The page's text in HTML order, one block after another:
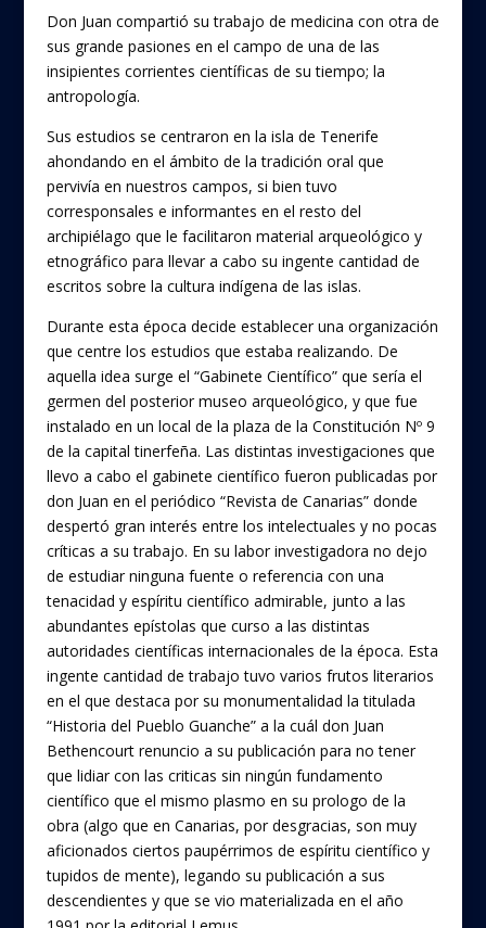
Don Juan compartió su trabajo de medicina con otra de
sus grande pasiones en el campo de una de las
insipientes corrientes científicas de su tiempo; la
antropología.
Sus estudios se centraron en la isla de Tenerife
ahondando en el ámbito de la tradición oral que
pervivía en nuestros campos, si bien tuvo
corresponsales e informantes en el resto del
archipiélago que le facilitaron material arqueológico y
etnográfico para llevar a cabo su ingente cantidad de
escritos sobre la cultura indígena de las islas.
Durante esta época decide establecer una organización
que centre los estudios que estaba realizando. De
aquella idea surge el “Gabinete Científico” que sería el
germen del posterior museo arqueológico, y que fue
instalado en un local de la plaza de la Constitución Nº 9
de la capital tinerfeña. Las distintas investigaciones que
llevo a cabo el gabinete científico fueron publicadas por
don Juan en el periódico “Revista de Canarias” donde
despertó gran interés entre los intelectuales y no pocas
críticas a su trabajo. En su labor investigadora no dejo
de estudiar ninguna fuente o referencia con una
tenacidad y espíritu científico admirable, junto a las
abundantes epístolas que curso a las distintas
autoridades científicas internacionales de la época. Esta
ingente cantidad de trabajo tuvo varios frutos literarios
en el que destaca por su monumentalidad la titulada
“Historia del Pueblo Guanche” a la cuál don Juan
Bethencourt renuncio a su publicación para no tener
que lidiar con las criticas sin ningún fundamento
científico que el mismo plasmo en su prologo de la
obra (algo que en Canarias, por desgracias, son muy
aficionados ciertos paupérrimos de espíritu científico y
tupidos de mente), legando su publicación a sus
descendientes y que se vio materializada en el año